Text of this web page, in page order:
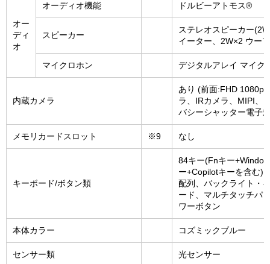
オー
ディ
オ
オーディオ機能 ドルビーアトモス®
スピーカー
ステレオスピーカー
イーター、2W×2 ウー
マイクロホン デジタルアレイ マイク
内蔵カメラ
あり (前面:FHD 1080p
ラ、IRカメラ、MIPI、
バシーシャッター電子
メモリカードスロット ※9 なし
キーボード/ボタン類
84キー(Fnキー
ー+Copilotキーを含む)
配列、バックライト・
ード、マルチタッチパ
ワーボタン
本体カラー コズミックブルー
センサー類 光センサー